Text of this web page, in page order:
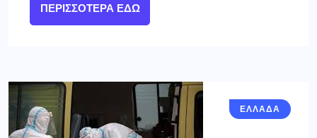
ΠΕΡΙΣΣΌΤΕΡΑ ΕΔΏ
ΕΛΛΑΔΑ